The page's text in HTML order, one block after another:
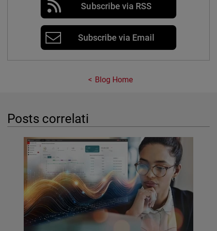
Subscribe via RSS
Subscribe via Email
Blog Home
Posts correlati